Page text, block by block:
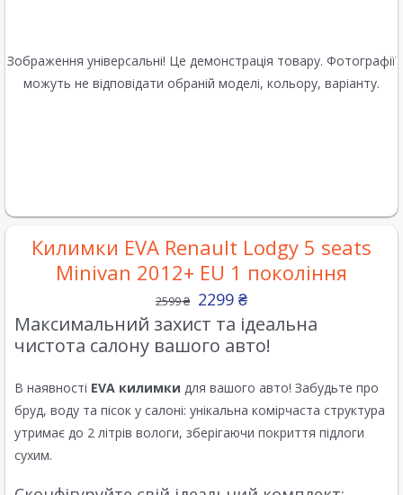
Зображення універсальні! Це демонстрація товару. Фотографії
можуть не відповідати обраній моделі, кольору, варіанту.
Килимки EVA Renault Lodgy 5 seats
Minivan 2012+ EU 1 покоління
2599₴ 2299 ₴
Максимальний захист та ідеальна
чистота салону вашого авто!
В наявності EVA килимки для вашого авто! Забудьте про
бруд, воду та пісок у салоні: унікальна комірчаста структура
утримає до 2 літрів вологи, зберігаючи покриття підлоги
сухим.